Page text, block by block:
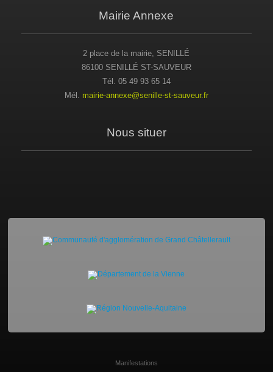
Mairie Annexe
2 place de la mairie, SENILLÉ
86100 SENILLÉ ST-SAUVEUR
Tél. 05 49 93 65 14
Mél. mairie-annexe@senille-st-sauveur.fr
Nous situer
Manifestations